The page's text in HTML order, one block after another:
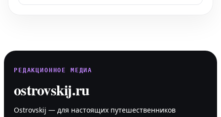
РЕДАКЦИОННОЕ МЕДИА
ostrovskij.ru
Ostrovskij — для настоящих путешественников